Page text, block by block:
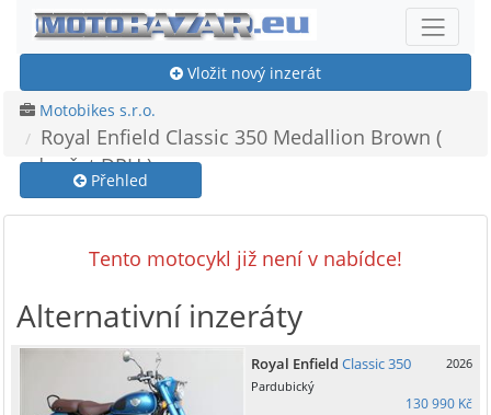
Vložit nový inzerát
Motobikes s.r.o.
Royal Enfield Classic 350 Medallion Brown (
odpočet DPH )
Přehled
Tento motocykl již není v nabídce!
Alternativní inzeráty
Royal Enfield Classic 350
2026
Pardubický
130 990 Kč